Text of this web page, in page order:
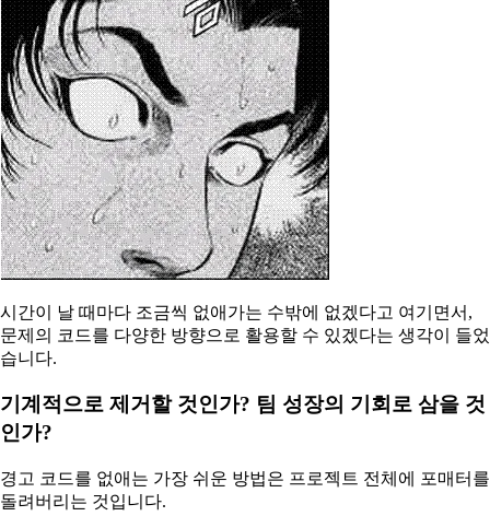
시간이 날 때마다 조금씩 없애가는 수밖에 없겠다고 여기면서,
문제의 코드를 다양한 방향으로 활용할 수 있겠다는 생각이 들었
습니다.
기계적으로 제거할 것인가? 팀 성장의 기회로 삼을 것
인가?
경고 코드를 없애는 가장 쉬운 방법은 프로젝트 전체에 포매터를
돌려버리는 것입니다.